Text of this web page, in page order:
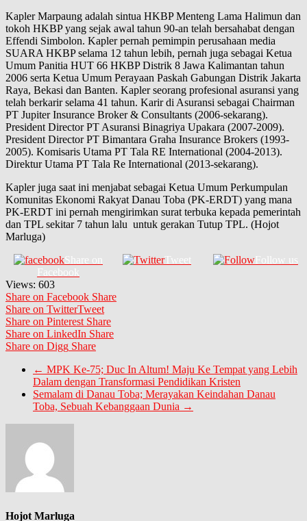
Kapler Marpaung adalah sintua HKBP Menteng Lama Halimun dan
tokoh HKBP yang sejak awal tahun 90-an telah bersahabat dengan
Effendi Simbolon. Kapler pernah pemimpin perusahaan media
SUARA HKBP selama 12 tahun lebih, pernah juga sebagai Ketua
Umum Panitia HUT 66 HKBP Distrik 8 Jawa Kalimantan tahun
2006 serta Ketua Umum Perayaan Paskah Gabungan Distrik Jakarta
Raya, Bekasi dan Banten. Kapler seorang profesional asuransi yang
telah berkarir selama 41 tahun. Karir di Asuransi sebagai Chairman
PT Jupiter Insurance Broker & Consultants (2006-sekarang).
President Director PT Asuransi Binagriya Upakara (2007-2009).
President Director PT Bimantara Graha Insurance Brokers (1993-
2005). Komisaris Utama PT Tala RE International (2004-2013).
Direktur Utama PT Tala Re International (2013-sekarang).
Kapler juga saat ini menjabat sebagai Ketua Umum Perkumpulan
Komunitas Ekonomi Rakyat Danau Toba (PK-ERDT) yang mana
PK-ERDT ini pernah mengirimkan surat terbuka kepada pemerintah
dan TPL sekitar 7 tahun lalu untuk gerakan Tutup TPL. (Hojot
Marluga)
Share on
Facebook
Tweet Follow us
Views: 603
Share on Facebook Share
Share on TwitterTweet
Share on Pinterest Share
Share on LinkedIn Share
Share on Digg Share
← MPK Ke-75; Duc In Altum! Maju Ke Tempat yang Lebih
Dalam dengan Transformasi Pendidikan Kristen
Semalam di Danau Toba; Merayakan Keindahan Danau
Toba, Sebuah Kebanggaan Dunia →
Hojot Marluga